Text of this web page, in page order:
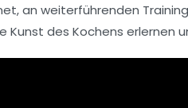
an weiterführenden
Kunst des Kochens erlernen